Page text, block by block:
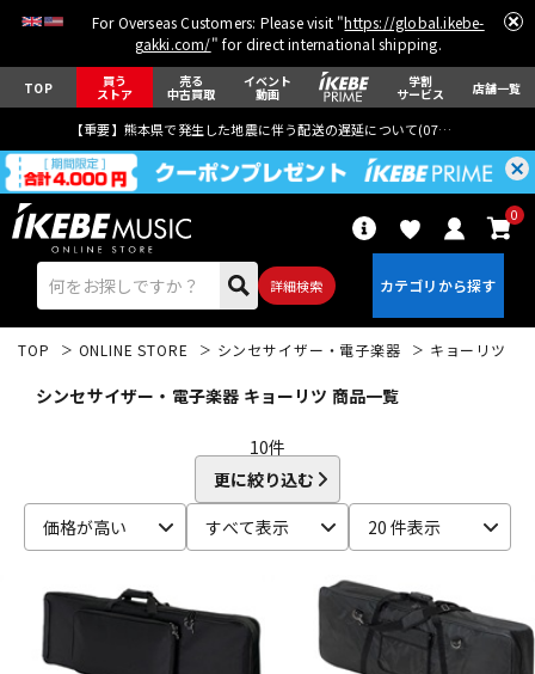
For Overseas Customers: Please visit "https://global.ikebe-
gakki.com/" for direct international shipping.
TOP 買う
ストア
売る
中古買取
イベント
動画
学割
サービス 店舗一覧
【重要】熊本県で発生した地震に伴う配送の遅延について(07月29日
詳細検索
0
パーカッション
TOP ONLINE STORE シンセサイザー・電子楽器 キョーリツ
シンセサイザー・電子楽器 キョーリツ 商品一覧
10件
更に絞り込む
価格が高い
すべて表示 20 件表示